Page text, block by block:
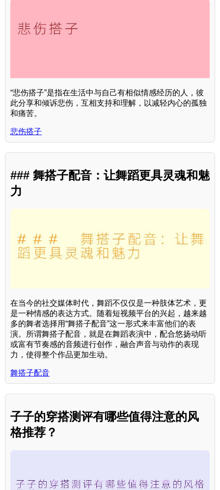
“悲伤搭子”是指在生活中与自己有相似情感经历的人，彼
此分享和倾诉悲伤，互相支持和理解，以减轻内心的孤独
和痛苦。
悲伤搭子
### 舞搭子配音：让舞蹈更具灵魂和魅
力
在当今的社交媒体时代，舞蹈不仅仅是一种肢体艺术，更
是一种情感的表达方式。随着短视频平台的兴起，越来越
多的舞者选择用“舞搭子配音”这一形式来丰富他们的表
演。所谓舞搭子配音，就是在舞蹈表演中，配合悠扬动听
或富有节奏感的音频进行创作，融合声音与动作的表现
力，使得整个作品更加生动。
舞搭子配音
子子的穿搭测评有哪些值得注意的风
格推荐？